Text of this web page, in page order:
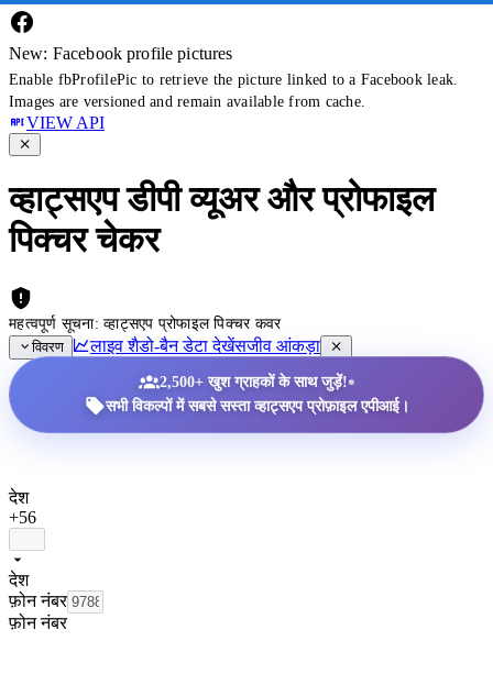
New: Facebook profile pictures
Enable fbProfilePic to retrieve the picture linked to a Facebook leak.
Images are versioned and remain available from cache.
VIEW API
व्हाट्सएप डीपी व्यूअर और प्रोफाइल
पिक्चर चेकर
महत्वपूर्ण सूचना: व्हाट्सएप प्रोफाइल पिक्चर कवर
विवरण
लाइव शैडो-बैन डेटा देखेंसजीव आंकड़ा
2,500+ खुश ग्राहकों के साथ जुड़ें!•
सभी विकल्पों में सबसे सस्ता व्हाट्सएप प्रोफ़ाइल एपीआई।
देश
+56
देश
फ़ोन नंबर
फ़ोन नंबर